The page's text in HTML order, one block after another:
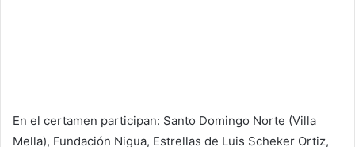
En el certamen participan: Santo Domingo Norte (Villa
Mella), Fundación Nigua, Estrellas de Luis Scheker Ortiz,